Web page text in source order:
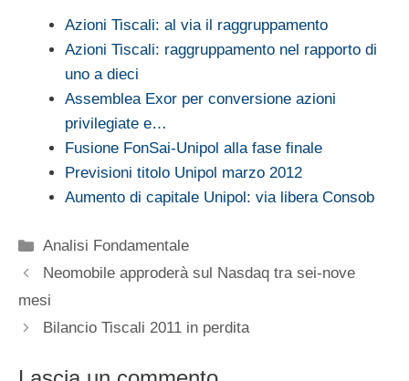
Azioni Tiscali: al via il raggruppamento
Azioni Tiscali: raggruppamento nel rapporto di
uno a dieci
Assemblea Exor per conversione azioni
privilegiate e…
Fusione FonSai-Unipol alla fase finale
Previsioni titolo Unipol marzo 2012
Aumento di capitale Unipol: via libera Consob
Categorie
Analisi Fondamentale
Neomobile approderà sul Nasdaq tra sei-nove
mesi
Bilancio Tiscali 2011 in perdita